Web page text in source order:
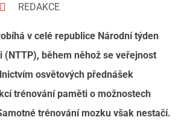
REDAKCE
v celé republice Národní týden
(NTTP), během něhož se veřejnost
osvětových přednášek
trénování paměti o možnostech
trénování mozku však nestačí.